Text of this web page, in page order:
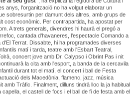
anys, l'organització no ha volgut elaborar un
sobresurtin per damunt dels altres, amb grups de
cost econòmic. Per contrapartida, ha apostat per
A trets generals, divendres hi haurà el pregó a
cantada d'havaneres, l'espectacle Comando a
Terrat. Dissabte, hi ha programades diverses
matí i tarda, teatre amb l'Esbart Teatral,
concert jove amb Dr. Calypso i Obrint Pas i nit
la cita amb l'esport, a banda de la cercavila
durant tot el matí, el concert i ball de Festa
dels Macedònia, flamenc, jazz, música
amb Tràfic. Finalment, dilluns tindrà lloc la ja habitual
el castell de focs i el ball de fi de festa amb el